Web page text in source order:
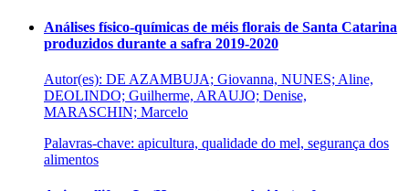
Análises físico-químicas de méis florais de Santa Catarina
produzidos durante a safra 2019-2020
Autor(es): DE AZAMBUJA; Giovanna, NUNES; Aline,
DEOLINDO; Guilherme, ARAUJO; Denise,
MARASCHIN; Marcelo
Palavras-chave: apicultura, qualidade do mel, segurança dos
alimentos